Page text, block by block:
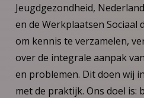
Jeugdgezondheid,
en de Werkplaatsen Sociaal
om kennis te verzamelen,
over de integrale aanpak
en problemen. Dit doen wij
met de praktijk. Ons doel is: